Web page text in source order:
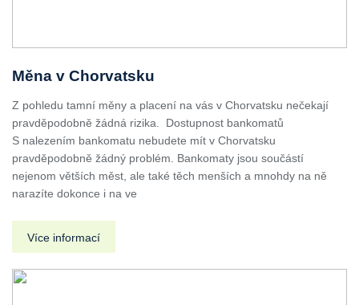
Měna v Chorvatsku
Z pohledu tamní měny a placení na vás v Chorvatsku nečekají
pravděpodobně žádná rizika. Dostupnost bankomatů
S nalezením bankomatu nebudete mít v Chorvatsku
pravděpodobně žádný problém. Bankomaty jsou součástí
nejenom větších měst, ale také těch menších a mnohdy na ně
narazíte dokonce i na ve
Více informací